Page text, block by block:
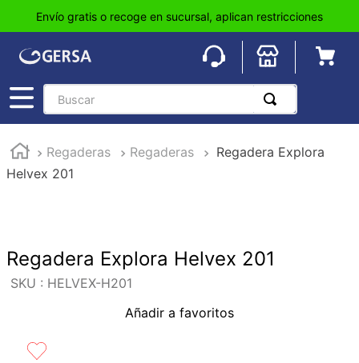
Envío gratis o recoge en sucursal, aplican restricciones
Buscar
Regaderas Regaderas
Regadera Explora
Helvex 201
Regadera Explora Helvex 201
: HELVEX-H201
Añadir a favoritos
1.
pisos
2 .
5.
lavabo